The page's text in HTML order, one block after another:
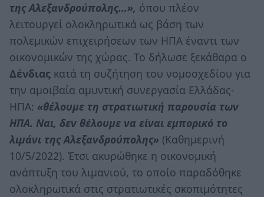
της Αλεξανδρούπολης…», όπου πλέον
λειτουργεί ολοκληρωτικά ως βάση των
πολεμικών επιχειρήσεων των ΗΠΑ έναντι των
οικονομικών της χώρας. Το δήλωσε ξεκάθαρα ο
Δένδιας κατά τη συζήτηση του νομοσχεδίου για
την αμοιβαία αμυντική συνεργασία Ελλάδας-
ΗΠΑ: «θέλουμε τη στρατιωτική παρουσία των
ΗΠΑ. Ναι, δεν θέλουμε να είναι εμπορικό το
λιμάνι της Αλεξανδρούπολης» (Καθημερινή
10/5/2022). Έτσι ακυρώθηκε η οικονομική
ανάπτυξη του λιμανιού, το οποίο παραδόθηκε
ολοκληρωτικά στις στρατιωτικές σκοπιμότητες